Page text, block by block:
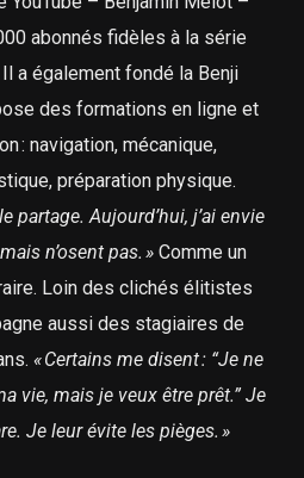
abonnés fidèles à la série
Il a également fondé la Benji
des formations en ligne et
: navigation, mécanique,
préparation physique.
partage. Aujourd’hui, j’ai envie
n’osent pas. »Comme un
Loin des clichés élitistes
aussi des stagiaires de
« Certains me disent : “Je ne
vie, mais je veux être prêt.” Je
Je leur évite les pièges. »